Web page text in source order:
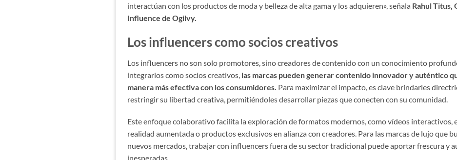
interactúan con los productos de moda y belleza de alta gama y los adquieren», señala Rahul Titus,
Influence de Ogilvy.
Los influencers como socios creativos
Los influencers no son solo promotores, sino creadores de contenido con un conocimiento
integrarlos como socios creativos, las marcas pueden generar contenido innovador y auténtico
manera más efectiva con los consumidores. Para maximizar el impacto, es clave brindarles
restringir su libertad creativa, permitiéndoles desarrollar piezas que conecten con su comunidad.
Este enfoque colaborativo facilita la exploración de formatos modernos, como vídeos interactivos,
realidad aumentada o productos exclusivos en alianza con creadores. Para las marcas de lujo que
nuevos mercados, trabajar con influencers fuera de su sector tradicional puede aportar frescura y
inesperadas.